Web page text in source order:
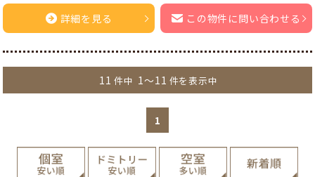
詳細を見る この物件に問い合わせる
11 件中 1～11 件を表示中
1